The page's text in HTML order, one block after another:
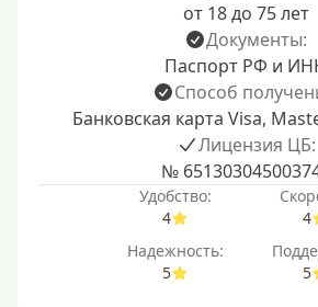
от 18 до 75 лет
Документы:
Паспорт РФ и
Способ
Банковская карта Visa,
Лицензия ЦБ:
№
Удобство:
4
4
Надежность:
5
5